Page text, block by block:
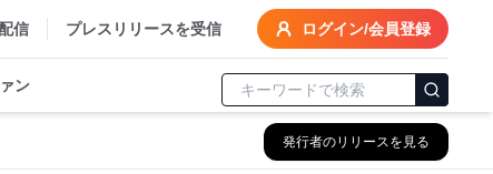
信 プレスリリースを受信 ログイン/会員登録
ン
発行者のリリースを見る